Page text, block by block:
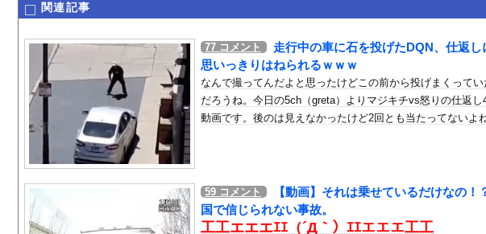
このページは1000mgが管理しています。 RSS設定 更新順130件まで。それ以降の古いもの
示されません。
関連記事
77 コメント
走行中の車に石を投げたDQN、仕返し
思いっきりはねられるｗｗｗ
なんで撮ってんだよと思ったけどこの前から投げまくってい
だろうね。今日の5ch（greta）よりマジキチvs怒りの仕返し
動画です。後のは見えなかったけど2回とも当たってないよね
59 コメント
【動画】それは乗せているだけなの！
国で信じられない事故。
工工エエエｴｴ（´Д｀）ｴｴエエエ工工